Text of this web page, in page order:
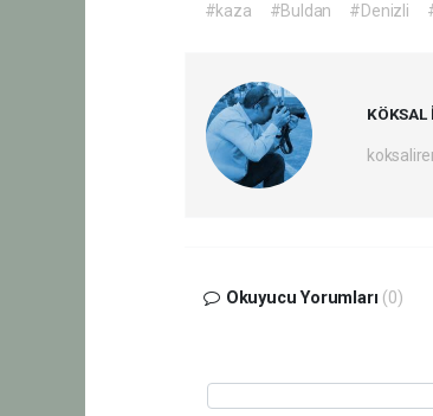
#kaza #Buldan #Denizli
KÖKSAL
Okuyucu Yorumları (0)